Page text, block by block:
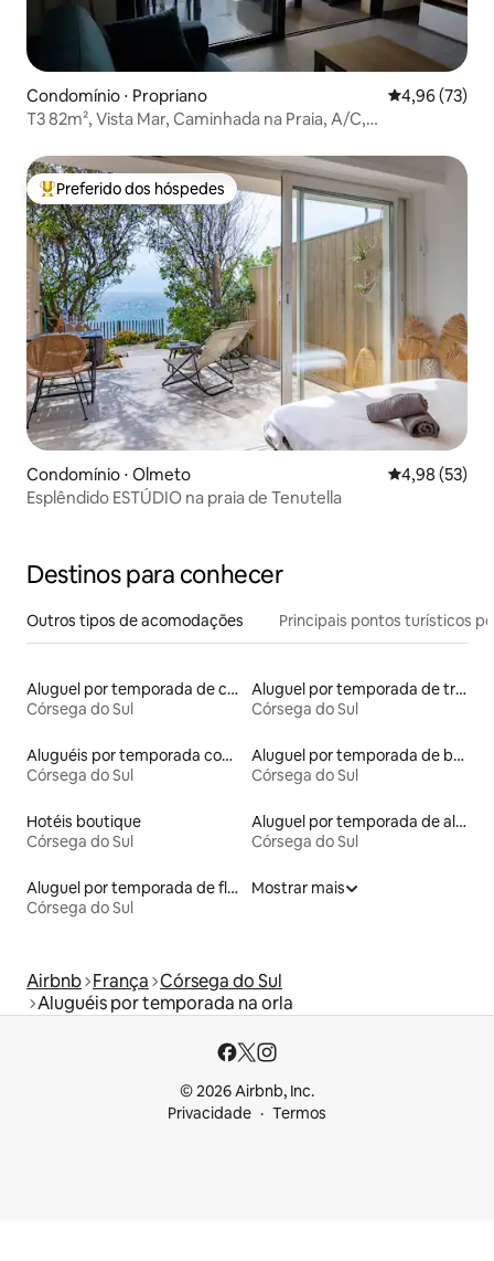
Condomínio ⋅ Propriano 4,96 de uma
4,96 (73)
T3 82m², Vista Mar, Caminhada na Praia, A/C,
Entre os melhores preferidos dos hóspedes
Preferido dos hóspedes
Condomínio ⋅ Olmeto 4,98 de uma
4,98 (53)
Esplêndido ESTÚDIO na praia de Tenutella
Destinos para conhecer
Outros tipos de acomodações Principais pontos turísticos
Aluguel por temporada de casas de veraneio
Córsega do Sul
Aluguel por temporada de trailers
Córsega do Sul
Aluguéis por temporada com acesso ao lago
Córsega do Sul
Aluguel por temporada de barcos
Córsega do Sul
Hotéis boutique
Córsega do Sul
Aluguel por temporada de alojamentos ecológicos
Córsega do Sul
Aluguel por temporada de flats
Córsega do Sul
Mostrar mais
Airbnb França Córsega do Sul
Aluguéis por temporada na orla
© 2026 Airbnb, Inc.
Privacidade
Termos